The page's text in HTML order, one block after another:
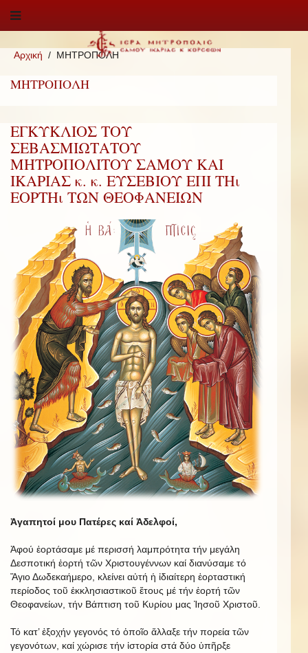
Αρχική ΜΗΤΡΟΠΟΛΗ
ΜΗΤΡΟΠΟΛΗ
ΕΓΚΥΚΛΙΟΣ ΤΟΥ
ΣΕΒΑΣΜΙΩΤΑΤΟΥ
ΜΗΤΡΟΠΟΛΙΤΟΥ ΣΑΜΟΥ ΚΑΙ
ΙΚΑΡΙΑΣ κ. κ. ΕΥΣΕΒΙΟΥ ΕΠΙ ΤΗι
ΕΟΡΤΗι ΤΩΝ ΘΕΟΦΑΝΕΙΩΝ
Ἀγαπητοί μου Πατέρες καί Ἀδελφοί,
Ἀφού ἑορτάσαμε μέ περισσή λαμπρότητα τήν μεγάλη
Δεσποτική ἑορτή τῶν Χριστουγέννων καί διανύσαμε τό
Ἅγιο Δωδεκαήμερο, κλείνει αὐτή ἡ ἰδιαίτερη ἑορταστική
περίοδος τοῦ ἐκκλησιαστικοῦ ἔτους μέ τήν ἑορτή τῶν
Θεοφανείων, τήν Βάπτιση τοῦ Κυρίου μας Ἰησοῦ Χριστοῦ.
Τό κατ’ ἐξοχήν γεγονός τό ὁποῖο ἄλλαξε τήν πορεία τῶν
γεγονότων, καί χώρισε τήν ἱστορία στά δύο ὑπῆρξε